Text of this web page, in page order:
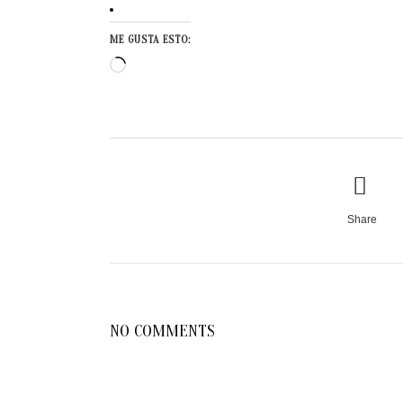
ME GUSTA ESTO:
Cargando...
Share
NO COMMENTS